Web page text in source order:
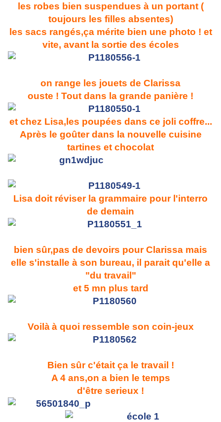
les robes bien suspendues à un portant (
toujours les filles absentes)
les sacs rangés,ça mérite bien une photo ! et
vite, avant la sortie des écoles
on range les jouets de Clarissa
ouste ! Tout dans la grande panière !
et chez Lisa,les poupées dans ce joli coffre...
Après le goûter dans la nouvelle cuisine
tartines et chocolat
Lisa doit réviser la grammaire pour l'interro
de demain
bien sûr,pas de devoirs pour Clarissa mais
elle s'installe à son bureau, il parait qu'elle a
"du travail"
et 5 mn plus tard
Voilà à quoi ressemble son coin-jeux
Bien sûr c'était ça le travail !
A 4 ans,on a bien le temps
d'être serieux !